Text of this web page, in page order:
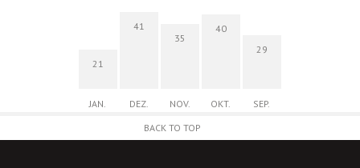
21
JAN.
41
DEZ.
35
NOV.
40
OKT.
29
SEP.
BACK TO TOP